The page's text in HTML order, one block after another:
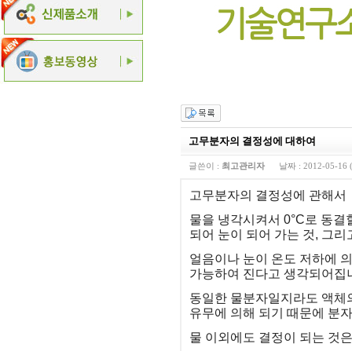
고무분자의 결정성에 대하여
글쓴이 : 최고관리자 날짜 : 2012-05-16
고무분자의 결정성에 관해서
물을 냉각시켜서 0°C로 동
되어 눈이 되어 가는 것, 그
얼음이나 눈이 온도 저하에
가능하여 진다고 생각되어집
동일한 물분자일지라도 액
유무에 의해 되기 때문에 분
물 이외에도 결정이 되는 것